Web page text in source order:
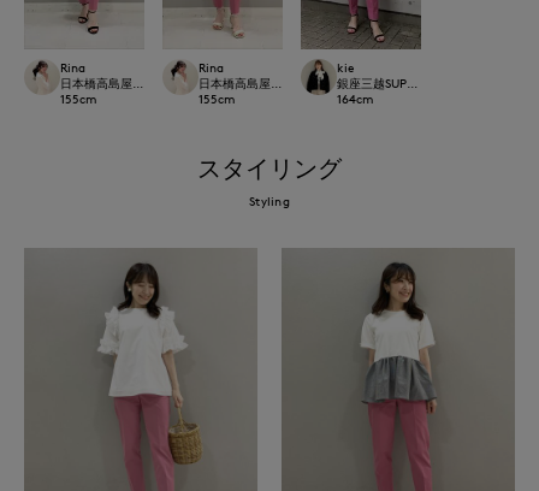
Rina
日本橋高島屋M Maglie le cassetto
155cm
Rina
日本橋高島屋M Maglie le cassetto
155cm
kie
銀座三越SUPERIOR CLOSET GINZA
164cm
スタイリング
Styling